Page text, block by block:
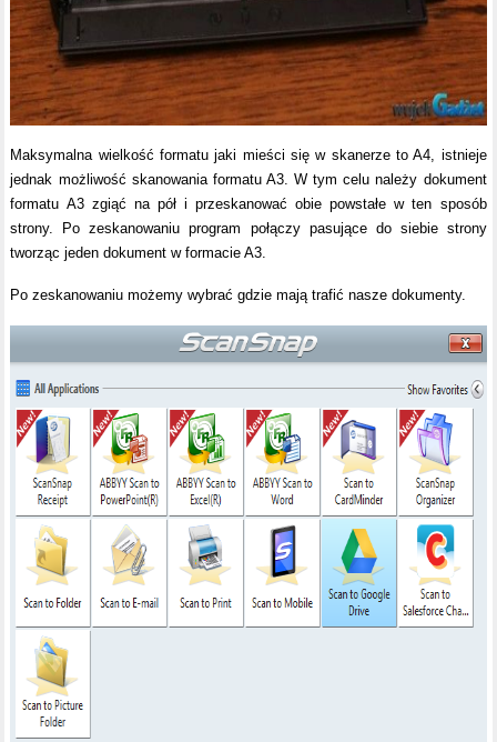
Maksymalna wielkość formatu jaki mieści się w skanerze to A4, istnieje
jednak możliwość skanowania formatu A3. W tym celu należy dokument
formatu A3 zgiąć na pół i przeskanować obie powstałe w ten sposób
strony. Po zeskanowaniu program połączy pasujące do siebie strony
tworząc jeden dokument w formacie A3.
Po zeskanowaniu możemy wybrać gdzie mają trafić nasze dokumenty.